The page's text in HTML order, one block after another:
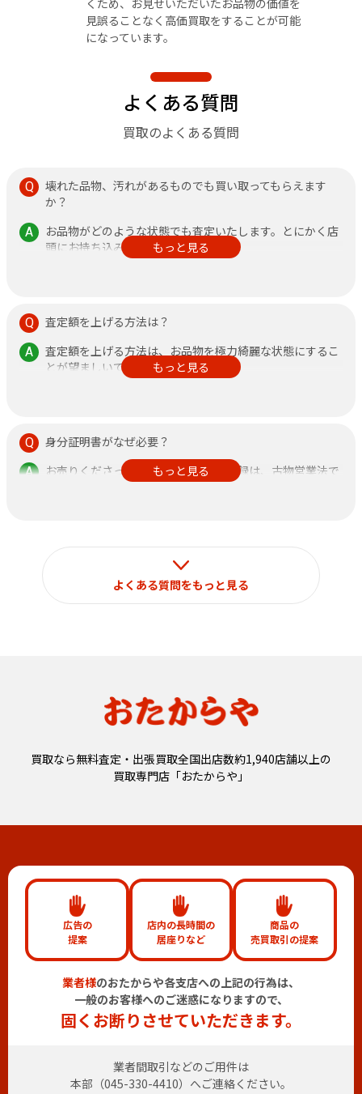
くため、お見せいただいたお品物の価値を
見誤ることなく高価買取をすることが可能
になっています。
よくある質問
買取のよくある質問
壊れた品物、汚れがあるものでも買い取ってもらえます
か？
お品物がどのような状態でも査定いたします。とにかく店
頭にお持ち込みください。
その他、不安なことがありましたら何なりと店頭にお申し
もっと見る
査定額を上げる方法は？
査定額を上げる方法は、お品物を極力綺麗な状態にするこ
とが望ましいです。
また、鑑定書がある方が査定額アップに繋がりますので、
もっと見る
身分証明書がなぜ必要？
お売りくださった方の身分証明書の記録は、古物営業法で
定められておりますのでご了承ください。
もっと見る
よくある質問をもっと見る
買取なら無料査定・出張買取全国出店数約1,940店舗以上の
買取専門店「おたからや」
広告の
提案
店内の長時間の
居座りなど
商品の
売買取引の提案
業者様のおたからや各支店への上記の行為は、
一般のお客様へのご迷惑になりますので、
固くお断りさせていただきます。
業者間取引などのご用件は
本部（045-330-4410）へご連絡ください。